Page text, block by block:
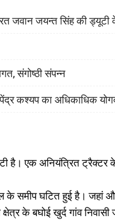
जवान जयन्त सिंह की
संगोष्ठी संपन्न
कश्यप का अधिकाधिक
है। एक अनियंत्रित
समीप घटित हुई है। जहां
के बघोई खुर्द गांव